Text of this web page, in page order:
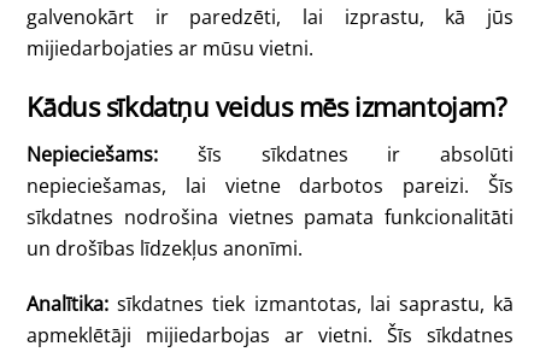
galvenokārt ir paredzēti, lai izprastu, kā jūs
mijiedarbojaties ar mūsu vietni.
Kādus sīkdatņu veidus mēs izmantojam?
Nepieciešams: šīs sīkdatnes ir absolūti
nepieciešamas, lai vietne darbotos pareizi. Šīs
sīkdatnes nodrošina vietnes pamata funkcionalitāti
un drošības līdzekļus anonīmi.
Analītika: sīkdatnes tiek izmantotas, lai saprastu, kā
apmeklētāji mijiedarbojas ar vietni. Šīs sīkdatnes